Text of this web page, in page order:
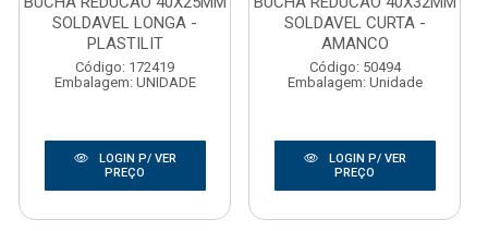
SOLDAVEL LONGA -
PLASTILIT
Código: 172419
Embalagem: UNIDADE
LOGIN P/ VER
PREÇO
SOLDAVEL CURTA -
AMANCO
Código: 50494
Embalagem: Unidade
LOGIN P/ VER
PREÇO